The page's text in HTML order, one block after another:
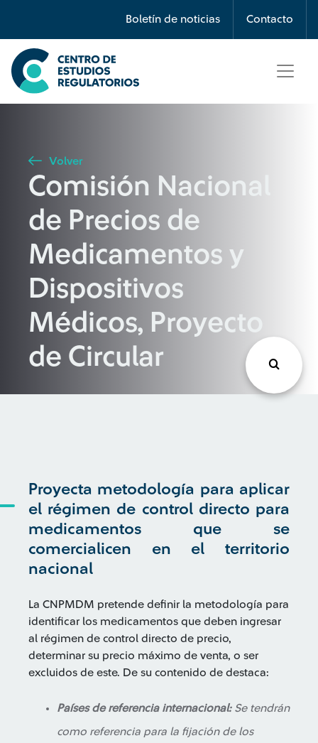
Boletín de noticias Contacto
Búsqueda
Seleccione país
Buscar
Volver
Comisión Nacional
de Precios de
Medicamentos y
Dispositivos
Médicos, Proyecto
de Circular
Proyecta metodología para aplicar
el régimen de control directo para
medicamentos que se
comercialicen en el territorio
nacional
La CNPMDM pretende definir la metodología para
identificar los medicamentos que deben ingresar
al régimen de control directo de precio,
determinar su precio máximo de venta, o ser
excluidos de este. De su contenido de destaca:
Países de referencia internacional:Se tendrán
como referencia para la fijación de los